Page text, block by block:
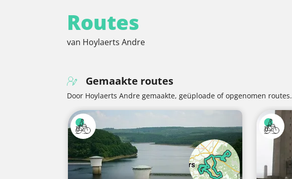
Routes
van Hoylaerts Andre
Gemaakte routes
Door Hoylaerts Andre gemaakte, geüploade of opgenomen routes.